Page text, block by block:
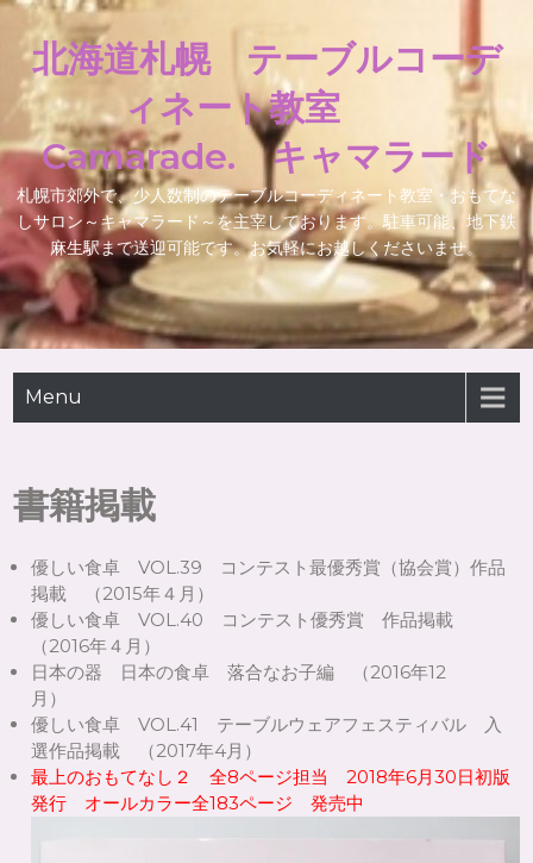
北海道札幌 テーブルコーデ
ィネート教室
Camarade. キャマラード
札幌市郊外で、少人数制のテーブルコーディネート教室・おもてな
しサロン～キャマラード～を主宰しております。駐車可能、地下鉄
麻生駅まで送迎可能です。お気軽にお越しくださいませ。
Menu
書籍掲載
優しい食卓 VOL.39 コンテスト最優秀賞（協会賞）作品
掲載 （2015年４月）
優しい食卓 VOL.40 コンテスト優秀賞 作品掲載
（2016年４月）
日本の器 日本の食卓 落合なお子編 （2016年12
月）
優しい食卓 VOL.41 テーブルウェアフェスティバル 入
選作品掲載 （2017年4月）
最上のおもてなし２ 全8ページ担当 2018年6月30日初版
発行 オールカラー全183ページ 発売中